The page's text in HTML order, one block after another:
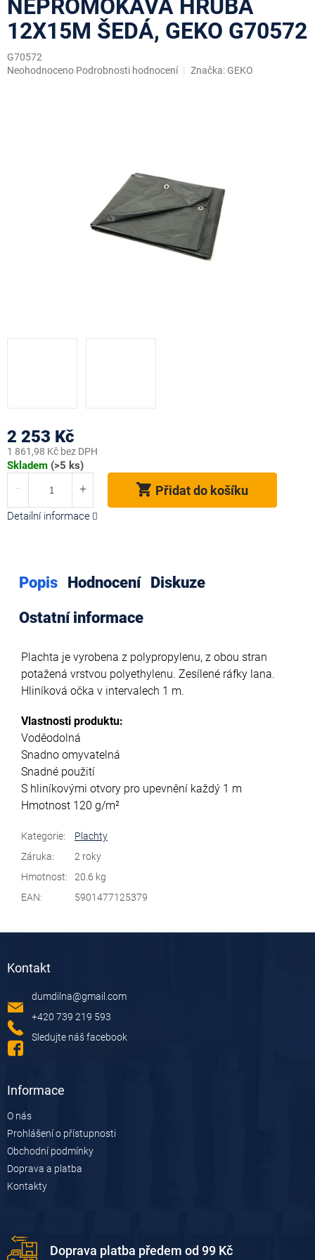
NEPROMOKAVÁ HRUBÁ
12X15M ŠEDÁ, GEKO G70572
G70572
Průměrné
Neohodnoceno Podrobnosti hodnocení Značka: GEKO
2 253 Kč
1 861,98 Kč bez DPH
Měrná
Skladem (>5 ks)
Přidat do košíku
Detailní informace
Popis Hodnocení
Diskuze
Ostatní informace
Plachta je vyrobena z polypropylenu, z obou stran
potažená vrstvou polyethylenu. Zesílené ráfky lana.
Hliníková očka v intervalech 1 m.
Vlastnosti produktu:
Voděodolná
Snadno omyvatelná
Snadné použití
S hliníkovými otvory pro upevnění každý 1 m
Hmotnost 120 g/m²
Kategorie:
Plachty
Záruka:
2 roky
Hmotnost:
20.6 kg
EAN: 5901477125379
Kontakt
dumdilna@gmail.com
+420 739 219 593
Sledujte náš facebook
Informace
O nás
Prohlášení o přístupnosti
Obchodní podmínky
Doprava a platba
Kontakty
Doprava platba předem od 99 Kč